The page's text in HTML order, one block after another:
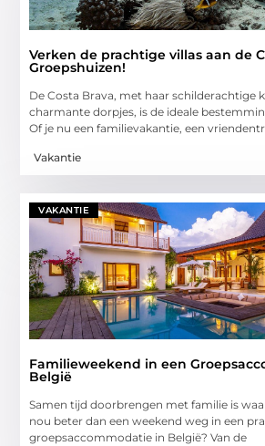
Verken de prachtige villas aan de
Groepshuizen!
De Costa Brava, met haar schilderachtige
charmante dorpjes, is de ideale
Of je nu een familievakantie, een
Vakantie
VAKANTIE
Familieweekend in een
België
Samen tijd doorbrengen met familie is
nou beter dan een weekend weg in een
groepsaccommodatie in België? Van de